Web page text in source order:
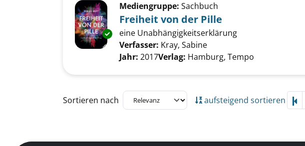
Exemplar-Details von Freiheit von der Pille anzeigen
Mediengruppe: Sachbuch
Freiheit von der Pille
eine Unabhängigkeitserklärung
Verfasser: Kray, Sabine
Jahr: 2017Verlag: Hamburg, Tempo
Zu den Suchfiltern springen
Sortieren nach aufsteigend sortieren